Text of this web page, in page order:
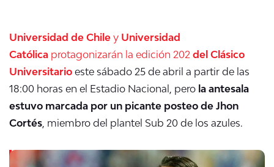
Universidad de Chile y Universidad
Católica protagonizarán la edición 202 del Clásico
Universitario este sábado 25 de abril a partir de las
18:00 horas en el Estadio Nacional, pero la antesala
estuvo marcada por un picante posteo de Jhon
Cortés, miembro del plantel Sub 20 de los azules.